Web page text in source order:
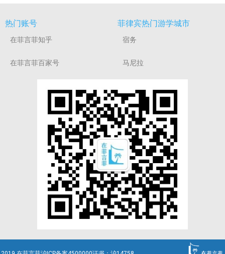
热门账号
在菲言菲知乎
在菲言菲百家号
菲律宾热门游学城市
宿务
马尼拉